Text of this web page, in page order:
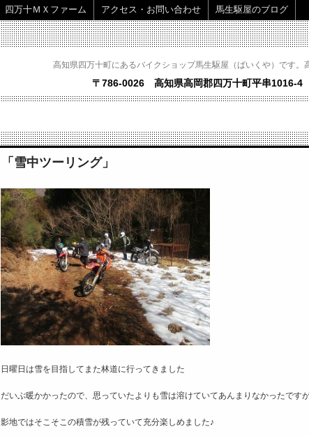
高知県四万十町にあるバイクショップ馬生駆屋（ばいくや）です。
〒786-0026 高知県高岡郡四万十町平串1016-4
四万十ＭＸファーム アクセス・お問い合わせ 馬生駆屋のブログ
「雪中ツーリング」
日曜日は雪を目指してまた林道に行ってきました
だいぶ暖かかったので、思っていたよりも雪は溶けていてあんまりなかったです
影地ではそこそこの積雪が残っていて充分楽しめました♪